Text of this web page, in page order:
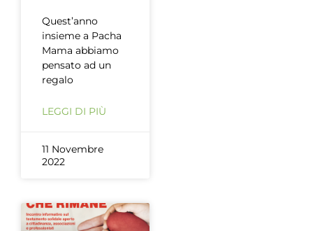
Quest’anno
insieme a Pacha
Mama abbiamo
pensato ad un
regalo
LEGGI DI PIÙ
11 Novembre
2022